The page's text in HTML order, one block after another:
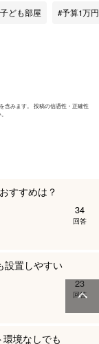
シンプ
量調整
子ども部屋 予算1万円
含みます。 投稿の信憑性・正確性
すすめは？
34
回答
設置しやすい
23
回答
境なしでも